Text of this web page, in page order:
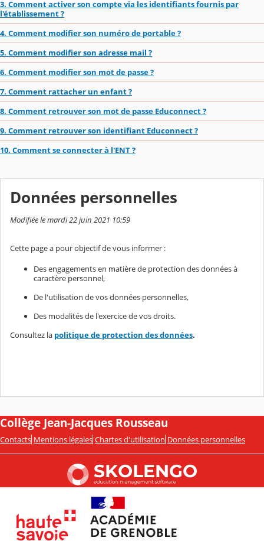
3. Comment activer son compte via les identifiants fournis par
l'établissement ?
4. Comment modifier son numéro de portable ?
5. Comment modifier son adresse mail ?
6. Comment modifier son mot de passe ?
7. Comment rattacher un enfant ?
8. Comment retrouver son mot de passe Educonnect ?
9. Comment retrouver son identifiant Educonnect ?
10. Comment se connecter à l'ENT ?
Données personnelles
Modifiée le mardi 22 juin 2021 10:59
Cette page a pour objectif de vous informer :
Des engagements en matière de protection des données à
caractère personnel,
De l'utilisation de vos données personnelles,
Des modalités de l'exercice de vos droits.
Consultez la politique de protection des données.
Collège Jean-Jacques Rousseau
Contacts Mentions légales Chartes d'utilisation Données personnelles